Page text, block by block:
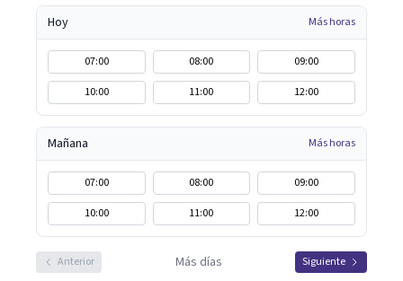
Hoy Más horas
07:00 08:00
09:00
10:00
11:00 12:00
Mañana Más horas
07:00 08:00
09:00
10:00
11:00 12:00
Anterior Más días Siguiente